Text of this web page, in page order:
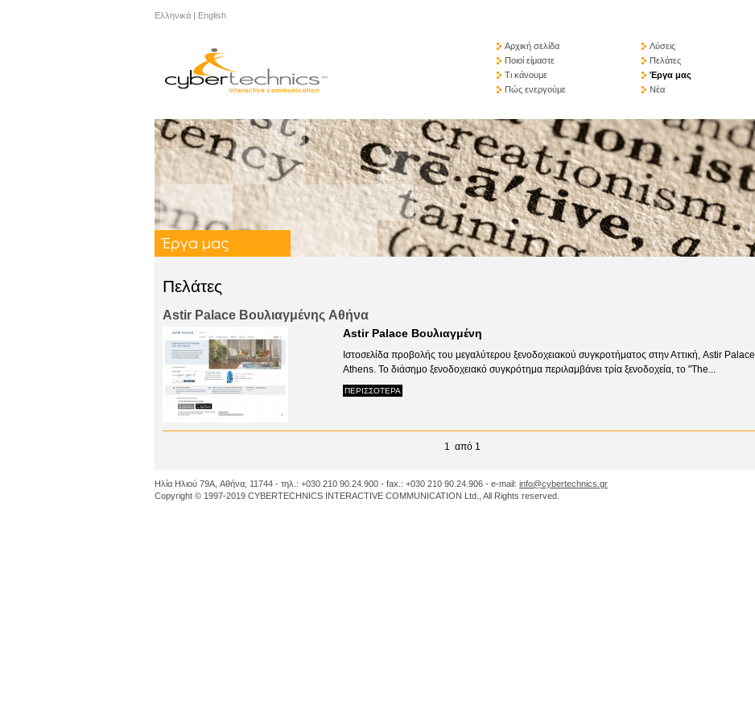
Ελληνικά | English
Αρχική σελίδα
Ποιοί είμαστε
Τι κάνουμε
Πώς ενεργούμε
Λύσεις
Πελάτες
Έργα μας
Νέα
Πελάτες
Astir Palace Boυλιαγμένης Aθήνα
Astir Palace Βουλιαγμένη
Ιστοσελίδα προβολής του μεγαλύτερου ξενοδοχειακού συγκροτήματος στην Αττική, Astir Palace
Athens. Το διάσημο ξενοδοχειακό συγκρότημα περιλαμβάνει τρία ξενοδοχεία, το "The...
ΠΕΡΙΣΣΟΤΕΡΑ
1 από 1
Ηλία Ηλιού 79A, Αθήνα, 11744 - τηλ.: +030 210 90.24.900 - fax.: +030 210 90.24.906 - e-mail: info@cybertechnics.gr
Copyright © 1997-2019 CYBERTECHNICS INTERACTIVE COMMUNICATION Ltd., All Rights reserved.